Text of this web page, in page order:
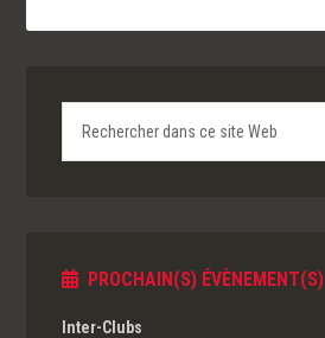
PROCHAIN(S) ÉVÈNEMENT(S)
Inter-Clubs